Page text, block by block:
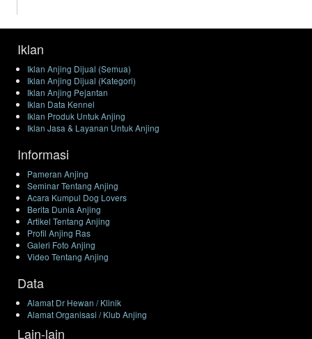
Iklan
Iklan Anjing Dijual (Semua)
Iklan Anjing Dijual (Kategori)
Iklan Anjing Pejantan
Iklan Data Kennel
Iklan Produk Untuk Anjing
Iklan Jasa & Layanan Untuk Anjing
Informasi
Pameran Anjing
Seminar Tentang Anjing
Acara Kumpul Dog Lovers
Berita Dunia Anjing
Artikel Tentang Anjing
Profil Anjing Ras
Galeri Foto Anjing
Video Tentang Anjing
Data
Alamat Dr Hewan / Klinik
Alamat Organisasi / Klub Anjing
Lain-lain